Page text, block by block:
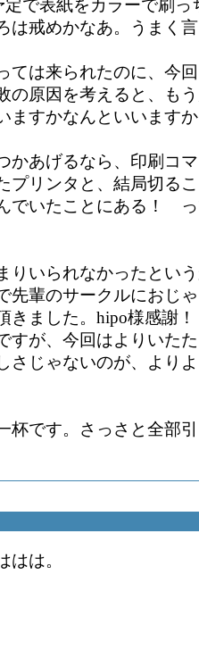
定で表紙をカラーで刷っ
は戒めかなあ。うまく
ては来られたのに、今
の原因を考えると、も
ますかなんといいます
かあげるなら、印刷コ
プリンタと、結局切る
でいたことにある！
りいられなかったとい
先輩のサークルにおじ
きました。hipo様感謝
すが、今回はよりいた
さじゃないのが、より
杯です。さっさと全部
はは。